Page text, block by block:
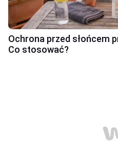
Ochrona przed słońcem
Co stosować?